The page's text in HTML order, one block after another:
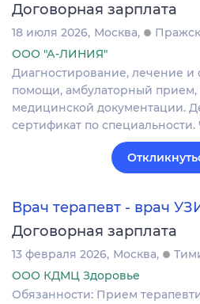
Договорная зарплата
18 июля 2026 Москва
ООО "А-ЛИНИЯ"
Диагностирование, лечение
помощи, амбулаторный
медицинской документации.
сертификат по специальности.
Врач терапевт - врач
Договорная зарплата
13 февраля 2026 Москва
ООО КДМЦ Здоровье
Обязанности: Прием